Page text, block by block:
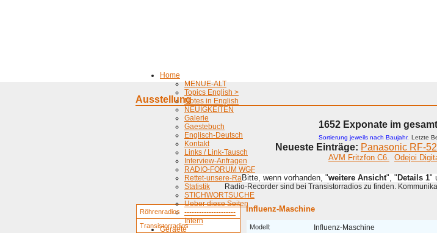
Home
MENUE-ALT
Topics English >
Notes in English
NEUIGKEITEN
Galerie
Gaestebuch
Englisch-Deutsch
Kontakt
Links / Link-Tausch
Interview-Anfragen
RADIO-FORUM WGF
Rettet-unsere-Radios
Statistik
STICHWORTSUCHE
Ueber diese Seiten
---------------------
Intern
Geraete
Ausstellung
1652 Exponate im
Sortierung jeweils nach Baujahr. Letzte
Neueste Einträge: Panasonic RF-
AVM Fritzfon C6. Odejoi
Bitte, wenn vorhanden, "weitere Ansicht", " Details 1"
Radio-Recorder sind bei Transistorradios zu finden.
Röhrenradios
Transistorradios
Influenz-Maschine
Modell: Influenz-Maschine